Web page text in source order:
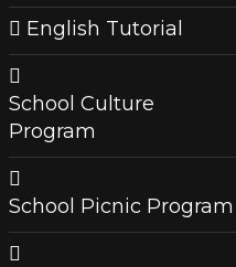
English Tutorial
School Culture
Program
School Picnic Program